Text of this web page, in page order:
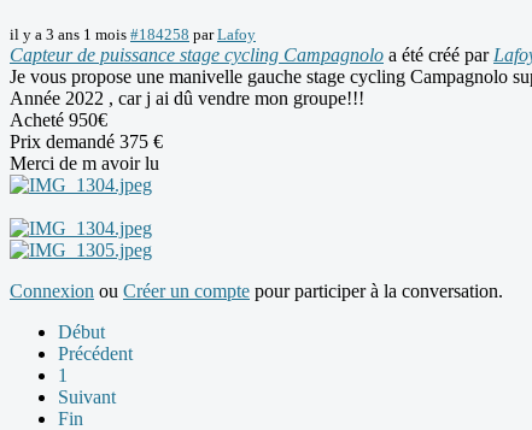
il y a 3 ans 1 mois #184258 parLafoy
Capteur de puissance stage cycling Campagnolo a été créé par
Je vous propose une manivelle gauche stage cycling Campagnolo
Année 2022 , car j ai dû vendre mon groupe!!!
Acheté 950€
Prix demandé 375 €
Merci de m avoir lu
Connexion ou Créer un compte pour participer à la conversation.
Début
Précédent
1
Suivant
Fin